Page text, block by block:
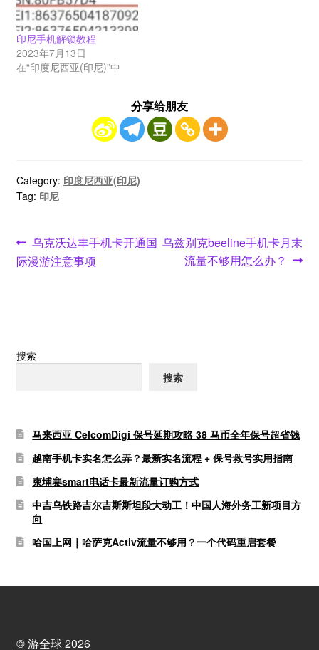
印尼手机解锁教程
2023年7月13日
在“印度尼西亚(印尼)”中
分享给朋友
Category: 印度尼西亚(印尼)
Tag: 印尼
文
章
Previous
post:
乌克沃达丰手机卡开通国
际漫游注意事项
Next
post:
乌兹别克beeline手机卡月末
流量不够用怎么办？
搜索
搜索
马来西亚 CelcomDigi 保号延期攻略 38 马币全年保号超省钱
越南手机卡实名怎么弄？最新实名流程 + 保号救号实用指南
柬埔寨smart电话卡最新流量订购方式
中吉乌铁路吉尔吉斯斯坦段大动工！中国人海外务工新项目方
向
哈国上网｜哈萨克Activ流量不够用？一个代码重启套餐
© 游全球 2026